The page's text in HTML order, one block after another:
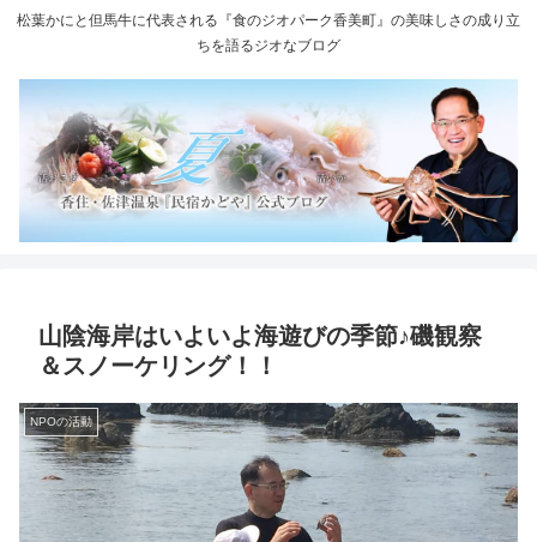
松葉かにと但馬牛に代表される『食のジオパーク香美町』の美味しさの成り立
ちを語るジオなブログ
山陰海岸はいよいよ海遊びの季節♪磯観察
＆スノーケリング！！
NPOの活動